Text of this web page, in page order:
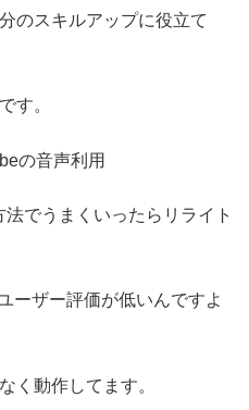
のスキルアップに役立て
す。
の音声利用
でうまくいったらリライト
ーザー評価が低いんですよ
く動作してます。